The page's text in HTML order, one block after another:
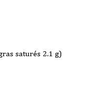
saturés 2.1 g)